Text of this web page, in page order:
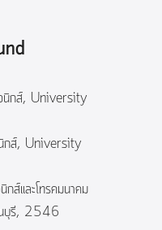
นิกส์, University
กส์, University
ส์และโทรคมนาคม
นบุรี, 2546